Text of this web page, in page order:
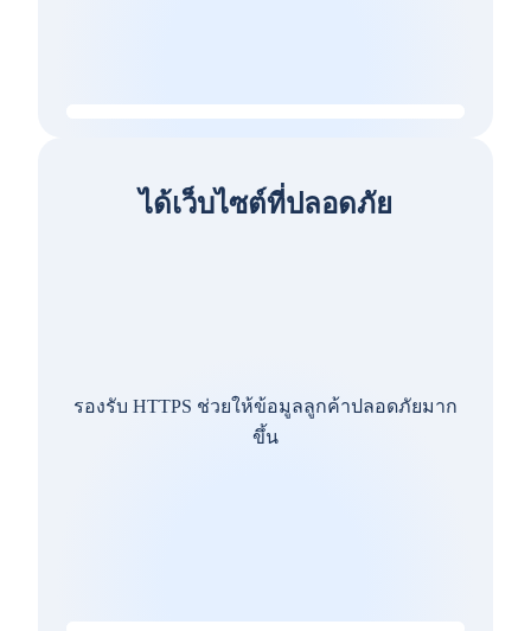
ได้เว็บไซต์ที่ปลอดภัย
รองรับ HTTPS ช่วยให้ข้อมูลลูกค้าปลอดภัยมาก
ขึ้น